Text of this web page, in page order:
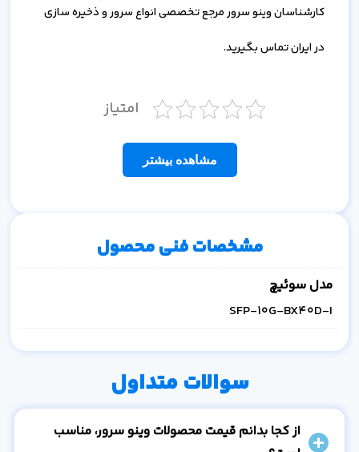
کارشناسان وینو سرور مرجع تخصصی انواع سرور و ذخیره سازی
در ایران تماس بگیرید.
امتیاز
مشاهده بیشتر
مشخصات فنی محصول
مدل سوئیچ
SFP-10G-BX40D-I
سوالات متداول
از کجا بدانم قیمت محصولات وینو سرور، مناسب